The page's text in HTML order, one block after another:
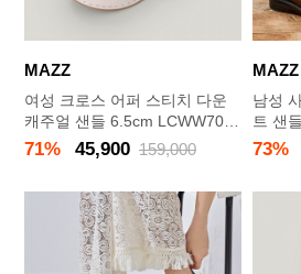
MAZZ
여성 크로스 어퍼 스티치 다운
캐주얼 샌들 6.5cm LCWW70M
626
71% 45,900 159,000
MAZZ
남성
트 샌
73%